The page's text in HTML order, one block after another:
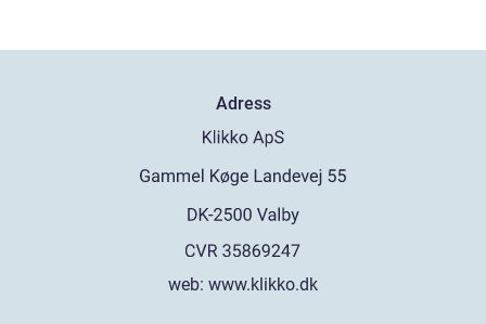
Adress
web: www.klikko.dk